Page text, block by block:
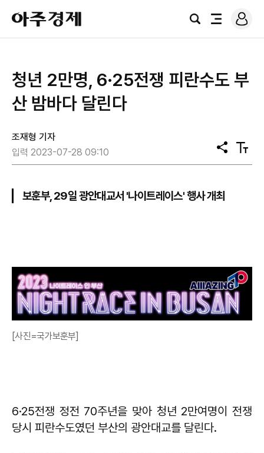
아
주
경
검
전
로
그
​청년 2만명, 6·25전쟁 피란수도 부
산 밤바다 달린다
조재형 기자
입력 2023-07-28 09:10
공
유
텍
스
보훈부, 29일 광안대교서 '나이트레이스' 행사 개최
[사진=국가보훈부]
6·25전쟁 정전 70주년을 맞아 청년 2만여명이 전쟁
당시 피란수도였던 부산의 광안대교를 달린다.